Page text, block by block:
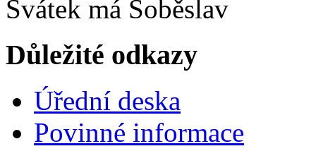
Svátek má Soběslav
Důležité odkazy
Úřední deska
Povinné informace